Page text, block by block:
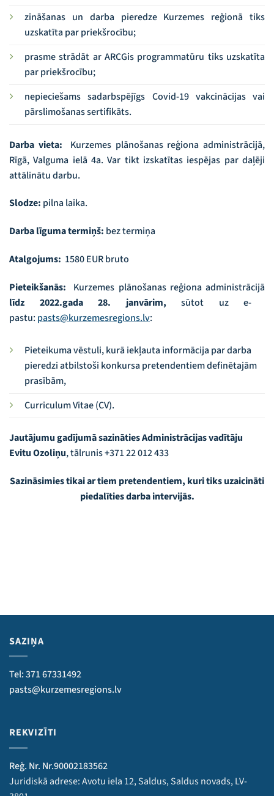
zināšanas un darba pieredze Kurzemes reģionā tiks
uzskatīta par priekšrocību;
prasme strādāt ar ARCGis programmatūru tiks uzskatīta
par priekšrocību;
nepieciešams sadarbspējīgs Covid-19 vakcinācijas vai
pārslimošanas sertifikāts.
Darba vieta: Kurzemes plānošanas reģiona administrācijā,
Rīgā, Valguma ielā 4a. Var tikt izskatītas iespējas par daļēji
attālinātu darbu.
Slodze: pilna laika.
Darba līguma termiņš: bez termiņa
Atalgojums: 1580 EUR bruto
Pieteikšanās: Kurzemes plānošanas reģiona administrācijā
līdz 2022.gada 28. janvārim, sūtot uz e-
pastu: pasts@kurzemesregions.lv:
Pieteikuma vēstuli, kurā iekļauta informācija par darba
pieredzi atbilstoši konkursa pretendentiem definētajām
prasībām,
Curriculum Vitae (CV).
Jautājumu gadījumā sazināties Administrācijas vadītāju
Evitu Ozoliņu, tālrunis +371 22 012 433
Sazināsimies tikai ar tiem pretendentiem, kuri tiks uzaicināti
piedalīties darba intervijās.
SAZIŅA
Tel: 371 67331492
pasts@kurzemesregions.lv
REKVIZĪTI
Reģ. Nr. Nr.90002183562
Juridiskā adrese: Avotu iela 12, Saldus, Saldus novads, LV-